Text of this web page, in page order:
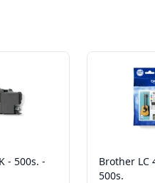
- 500s. -
Brother LC
500s.